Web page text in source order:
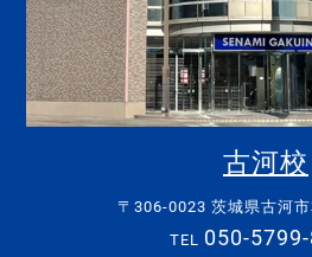
古河校
〒306-0023 茨城県古河
TEL 050-